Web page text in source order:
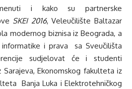
i kako su partnerske
SKEI 2016, Veleučilište Baltazar
modernog biznisa iz Beograda, a
i prava sa Sveučilišta
sudjelovat će i studenti
Ekonomskog fakulteta iz
Banja Luka i Elektrotehničkog